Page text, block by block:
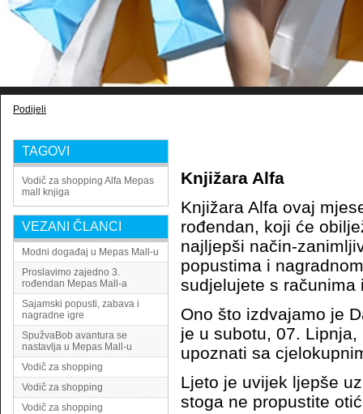
Podijeli
TAGOVI
Vodič za shopping Alfa Mepas
mall
knjiga
VEZANI ČLANCI
Modni događaj u Mepas Mall-u
Proslavimo zajedno 3.
rođendan Mepas Mall-a
Sajamski popusti, zabava i
nagradne igre
SpužvaBob avantura se
nastavlja u Mepas Mall-u
Vodič za shopping
Vodič za shopping
Vodič za shopping
Knjižara Alfa
Knjižara Alfa ovaj
rođendan, koji će
najljepši način-
popustima i
sudjelujete s računima
Ono što izdvajamo je
je u subotu, 07.
upoznati sa
Ljeto je uvijek ljepše
stoga ne propustite